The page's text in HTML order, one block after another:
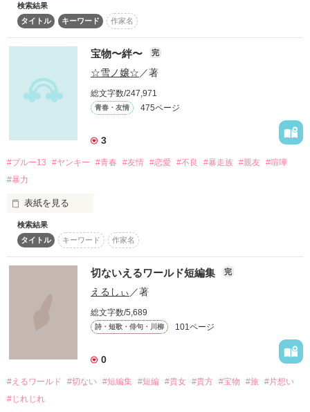
あの日、出会っていなければ……
そうあたしが呼ばれることも
小さな小さな宝物かもしれない
でもあたしは
これが１番大切
『ずっと……俺の隣にいてくれないか……？』
──甘く切ない声でそう言った
優しく甘い結婚生活の
小さくて大きな幸せ
…………………………
幸せなひとときを
感じて貰えたら嬉しいです。
検索結果
タイトル
キーワード 作家名
宝物〜絆〜 完
☆雪ノ嬢☆ ／著
総文字数/247,971
青春・友情 475ページ
3
#ブルー13 #ヤンキー #青春 #友情 #恋愛 #不良 #暴走族 #親友 #喧嘩
#暴力
表紙を見る
本物の友情、仲間との絆。ヤンキーに見られがちだが実は仲間
優先の美咲が選ぶ道は――
【概要】
主人公:神谷美咲（かみやみさき）
本人に全く自覚はないがヤンキーっぽく見られがち。
それゆえに誤解されやすいが、実際はいつも友達の事を第一に
考えている友達思いの性格である。
美咲が幼い頃から信頼している友人:神城秀人（かみしろひで
美咲より物事を客観的に見て冷静な判断が出来る。
検索結果
タイトル
キーワード 作家名
切ないえるワールド短編集 完
えるしぃ ／著
総文字数/5,689
詩・短歌・俳句・川柳 101ページ
0
#えるワールド #切ない #短編集 #短編 #貴女 #貴方 #宝物 #旅
#片想い
#じれじれ